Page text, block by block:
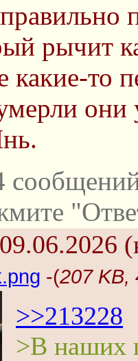
рычит
то
они
09.06.2026
-(207 KB,
>>213228
>В наших